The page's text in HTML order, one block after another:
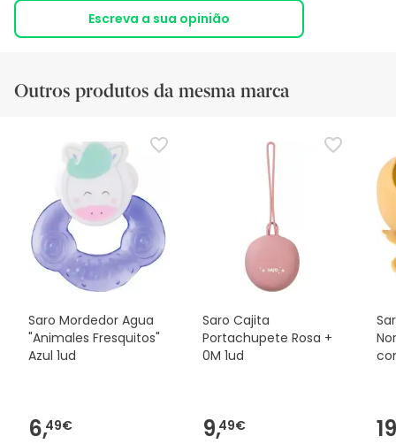
Escreva a sua opinião
Outros produtos da mesma marca
Saro Mordedor Agua
"Animales Fresquitos"
Azul 1ud
6,49€
Saro Cajita
Portachupete Rosa +
0M 1ud
9,49€